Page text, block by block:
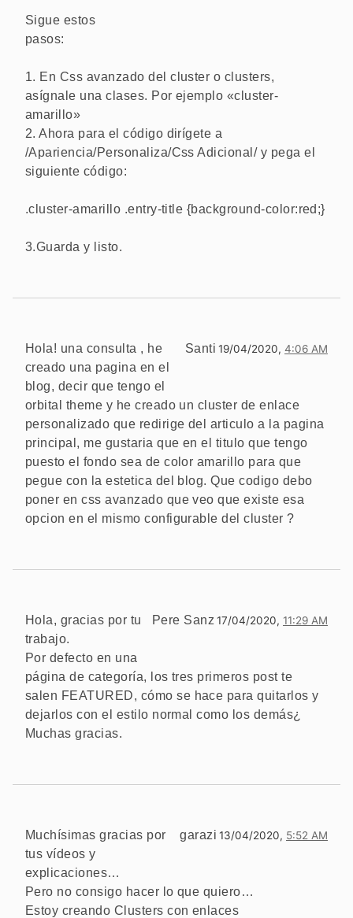
Sigue estos
pasos:
1. En Css avanzado del cluster o clusters,
asígnale una clases. Por ejemplo «cluster-
amarillo»
2. Ahora para el código dirígete a
/Apariencia/Personaliza/Css Adicional/ y pega el
siguiente código:
.cluster-amarillo .entry-title {background-color:red;}
3.Guarda y listo.
Santi 19/04/2020, 4:06 AM
Hola! una consulta , he
creado una pagina en el
blog, decir que tengo el
orbital theme y he creado un cluster de enlace
personalizado que redirige del articulo a la pagina
principal, me gustaria que en el titulo que tengo
puesto el fondo sea de color amarillo para que
pegue con la estetica del blog. Que codigo debo
poner en css avanzado que veo que existe esa
opcion en el mismo configurable del cluster ?
Pere Sanz 17/04/2020, 11:29 AM
Hola, gracias por tu
trabajo.
Por defecto en una
página de categoría, los tres primeros post te
salen FEATURED, cómo se hace para quitarlos y
dejarlos con el estilo normal como los demás¿
Muchas gracias.
garazi 13/04/2020, 5:52 AM
Muchísimas gracias por
tus vídeos y
explicaciones…
Pero no consigo hacer lo que quiero…
Estoy creando Clusters con enlaces